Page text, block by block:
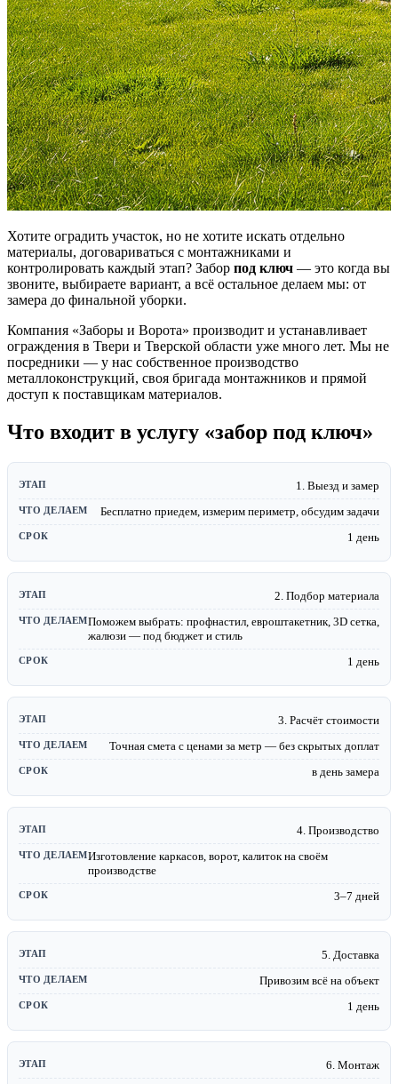
Хотите оградить участок, но не хотите искать отдельно
материалы, договариваться с монтажниками и
контролировать каждый этап? Забор под ключ — это когда вы
звоните, выбираете вариант, а всё остальное делаем мы: от
замера до финальной уборки.
Компания «Заборы и Ворота» производит и устанавливает
ограждения в Твери и Тверской области уже много лет. Мы не
посредники — у нас собственное производство
металлоконструкций, своя бригада монтажников и прямой
доступ к поставщикам материалов.
Что входит в услугу «забор под ключ»
1. Выезд и замер
Бесплатно приедем, измерим периметр, обсудим задачи
1 день
2. Подбор материала
Поможем выбрать: профнастил, евроштакетник, 3D сетка,
жалюзи — под бюджет и стиль
1 день
3. Расчёт стоимости
Точная смета с ценами за метр — без скрытых доплат
в день замера
4. Производство
Изготовление каркасов, ворот, калиток на своём
производстве
3–7 дней
5. Доставка
Привозим всё на объект
1 день
6. Монтаж